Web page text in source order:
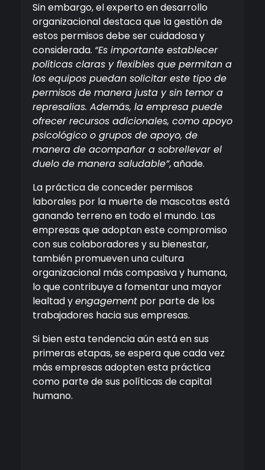
Sin embargo, el experto en desarrollo
organizacional destaca que la gestión de
estos permisos debe ser cuidadosa y
considerada. “Es importante establecer
políticas claras y flexibles que permitan a
los equipos puedan solicitar este tipo de
permisos de manera justa y sin temor a
represalias. Además, la empresa puede
ofrecer recursos adicionales, como apoyo
psicológico o grupos de apoyo, de
manera de acompañar a sobrellevar el
duelo de manera saludable”, añade.
La práctica de conceder permisos
laborales por la muerte de mascotas está
ganando terreno en todo el mundo. Las
empresas que adoptan este compromiso
con sus colaboradores y su bienestar,
también promueven una cultura
organizacional más compasiva y humana,
lo que contribuye a fomentar una mayor
lealtad yengagement por parte de los
trabajadores hacia sus empresas.
Si bien esta tendencia aún está en sus
primeras etapas, se espera que cada vez
más empresas adopten esta práctica
como parte de sus políticas de capital
humano.